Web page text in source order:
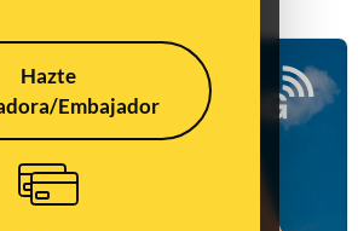
Hazte
Embajador